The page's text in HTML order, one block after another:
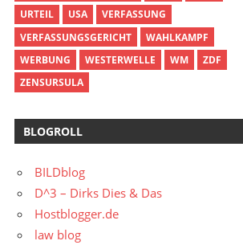
URTEIL
USA
VERFASSUNG
VERFASSUNGSGERICHT
WAHLKAMPF
WERBUNG
WESTERWELLE WM
ZDF
ZENSURSULA
BLOGROLL
BILDblog
D^3 – Dirks Dies & Das
Hostblogger.de
law blog